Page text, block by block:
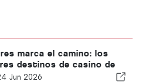
marca el camino: los
destinos de casino de
para los viajeros
Jun 2026